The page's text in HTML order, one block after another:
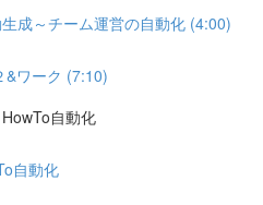
成～チーム運営の自動化 (4:00)
&ワーク (7:10)
自動化
自動化